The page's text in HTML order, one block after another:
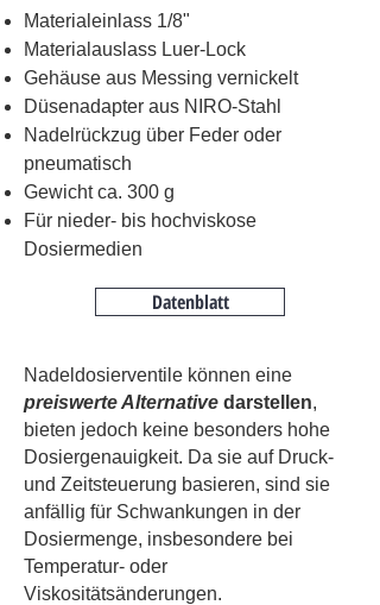
Materialeinlass 1/8"
Materialauslass Luer-Lock
Gehäuse aus Messing vernickelt
Düsenadapter aus NIRO-Stahl
Nadelrückzug über Feder oder
pneumatisch
Gewicht ca. 300 g
Für nieder- bis hochviskose
Dosiermedien
Datenblatt
Nadeldosierventile können eine
preiswerte Alternative darstellen,
bieten jedoch keine besonders hohe
Dosiergenauigkeit. Da sie auf Druck-
und Zeitsteuerung basieren, sind sie
anfällig für Schwankungen in der
Dosiermenge, insbesondere bei
Temperatur- oder
Viskositätsänderungen.